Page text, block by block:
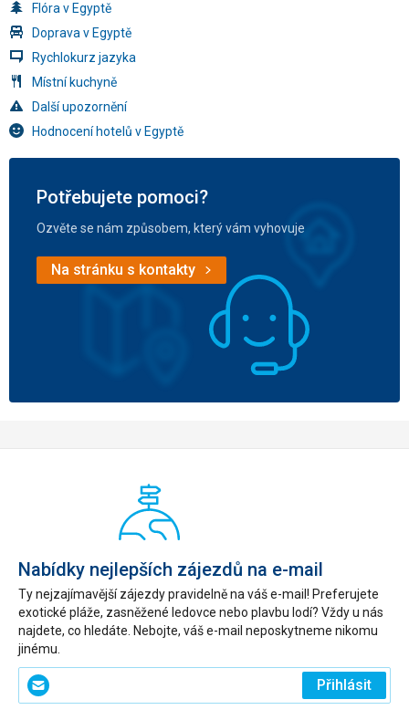
Flóra v Egyptě
Doprava v Egyptě
Rychlokurz jazyka
Místní kuchyně
Další upozornění
Hodnocení hotelů v Egyptě
Potřebujete pomoci?
Ozvěte se nám způsobem, který vám vyhovuje
Na stránku s kontakty
Nabídky nejlepších zájezdů na e-mail
Ty nejzajímavější zájezdy pravidelně na váš e-mail! Preferujete
exotické pláže, zasněžené ledovce nebo plavbu lodí? Vždy u nás
najdete, co hledáte. Nebojte, váš e-mail neposkytneme nikomu
jinému.
Zadejte
svůj
Přihlásit